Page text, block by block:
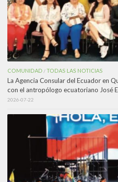
COMUNIDAD /TODAS LAS NOTICIAS
La Agencia Consular del Ecuador en
con el antropólogo ecuatoriano José
2026-07-22